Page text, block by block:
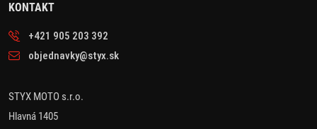
KONTAKT
+421 905 203 392
objednavky@styx.sk
STYX MOTO s.r.o.
Hlavná 1405